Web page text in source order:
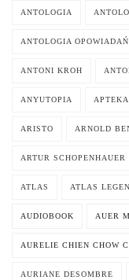
ANTOLOGIA
ANTOLOGIA
ANTONI KROH
ANYUTOPIA
ARISTO ARNOLD
ARTUR SCHOPENHAUER
ATLAS ATLAS
AUDIOBOOK AUER
AURELIE CHIEN CHOW
AURIANE DESOMBRE